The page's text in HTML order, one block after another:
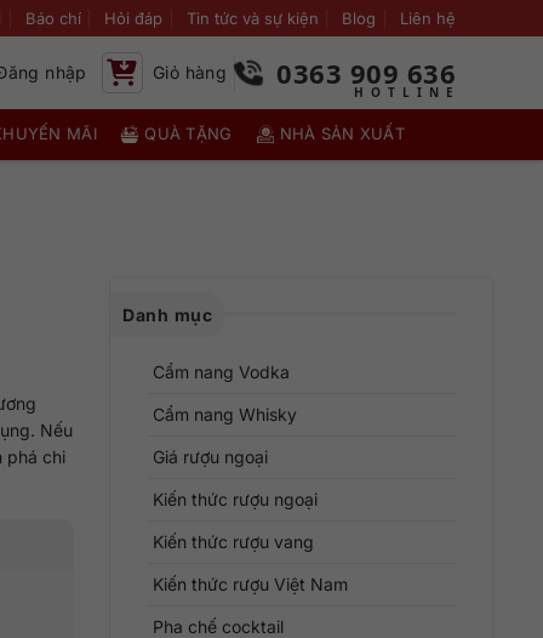
Báo chí Hỏi đáp Tin tức và sự kiện Blog Liên hệ
nhập Giỏ hàng 0363 909 636
MÃI QUÀ TẶNG NHÀ SẢN XUẤT
Nếu
phá chi
Danh mục
Cẩm nang Vodka
Cẩm nang Whisky
Giá rượu ngoại
Kiến thức rượu ngoại
Kiến thức rượu vang
Kiến thức rượu Việt Nam
Pha chế cocktail